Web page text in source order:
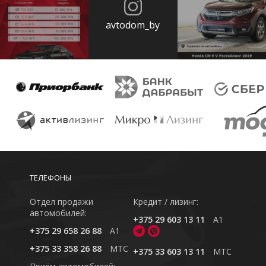
avtodom_by
ТЕЛЕФОНЫ
Отдел продажи
автомобилей:
+375 29 658 26 88
A1
+375 33 358 26 88
MTC
Кредит / лизинг:
+375 29 603 13 11
A1
+375 33 603 13 11
MTC